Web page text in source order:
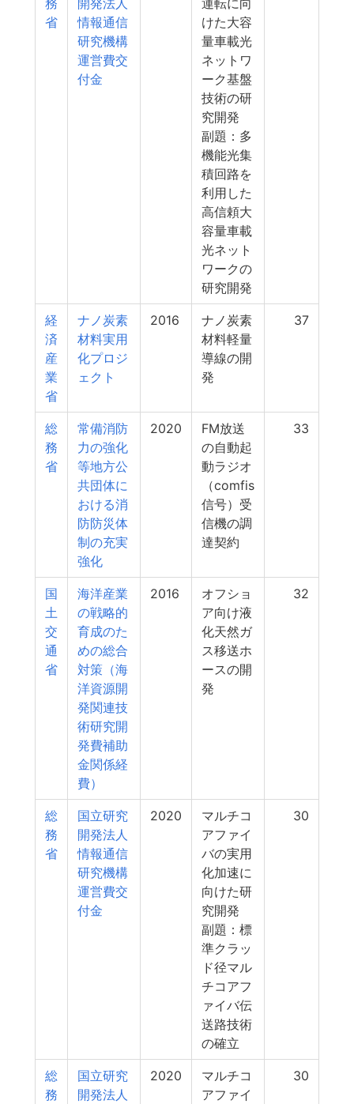
務
省
開発法人
情報通信
研究機構
運営費交
付金
運転に向
けた大容
量車載光
ネットワ
ーク基盤
技術の研
究開発
副題：多
機能光集
積回路を
利用した
高信頼大
容量車載
光ネット
ワークの
研究開発
経
済
産
業
省
ナノ炭素
材料実用
化プロジ
ェクト
2016
ナノ炭素
材料軽量
導線の開
発
37
総
務
省
常備消防
力の強化
等地方公
共団体に
おける消
防防災体
制の充実
強化
2020
FM放送
の自動起
動ラジオ
（comfis
信号）受
信機の調
達契約
33
国
土
交
通
省
海洋産業
の戦略的
育成のた
めの総合
対策（海
洋資源開
発関連技
術研究開
発費補助
金関係経
費）
2016
オフショ
ア向け液
化天然ガ
ス移送ホ
ースの開
発
32
総
務
省
国立研究
開発法人
情報通信
研究機構
運営費交
付金
2020
マルチコ
アファイ
バの実用
化加速に
向けた研
究開発
副題：標
準クラッ
ド径マル
チコアフ
ァイバ伝
送路技術
の確立
30
総
務
国立研究
開発法人
2020
マルチコ
アファイ
30